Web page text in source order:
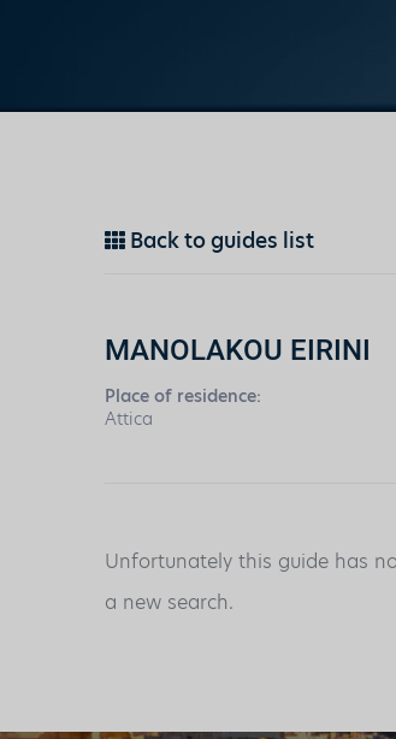
Back to guides list
MANOLAKOU EIRINI
Place of residence:
Attica
Unfortunately this guide has
a new search.